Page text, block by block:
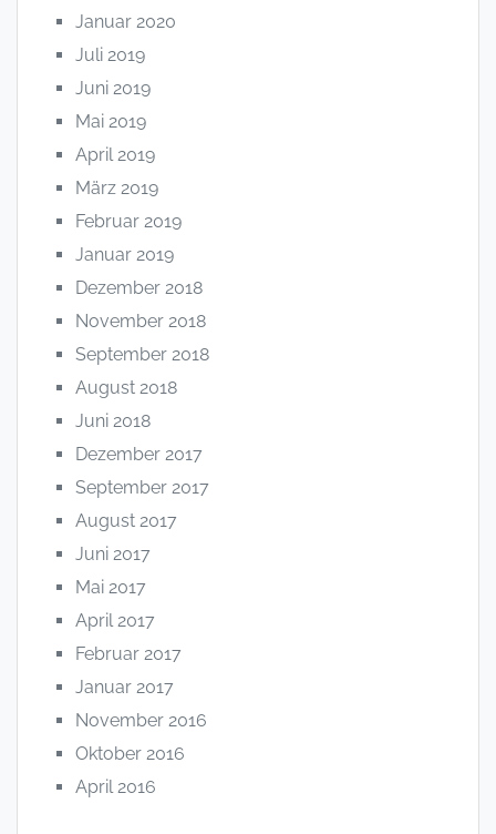
Januar 2020
Juli 2019
Juni 2019
Mai 2019
April 2019
März 2019
Februar 2019
Januar 2019
Dezember 2018
November 2018
September 2018
August 2018
Juni 2018
Dezember 2017
September 2017
August 2017
Juni 2017
Mai 2017
April 2017
Februar 2017
Januar 2017
November 2016
Oktober 2016
April 2016